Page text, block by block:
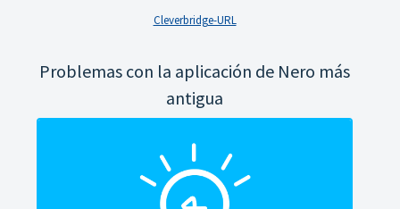
Cleverbridge-URL
Problemas con la aplicación de Nero más
antigua